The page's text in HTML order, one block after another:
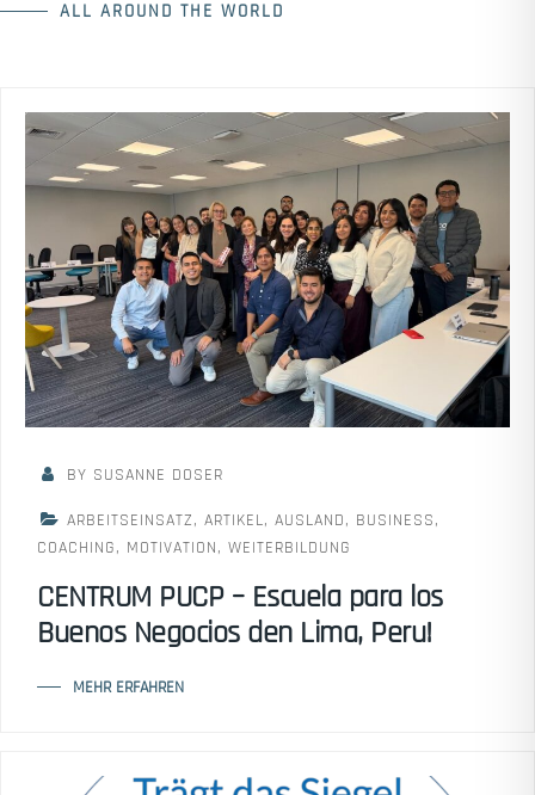
ALL AROUND THE WORLD
BY SUSANNE DOSER
ARBEITSEINSATZ, ARTIKEL, AUSLAND, BUSINESS,
COACHING, MOTIVATION, WEITERBILDUNG
CENTRUM PUCP – Escuela para los
Buenos Negocios den Lima, Peru!
MEHR ERFAHREN